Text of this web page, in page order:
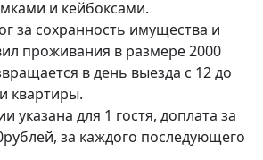
и кейбоксами.
за сохранность имущества и
проживания в размере 2000
в день выезда с 12 до
квартиры.
указана для 1 гостя, доплата за
за каждого последующего